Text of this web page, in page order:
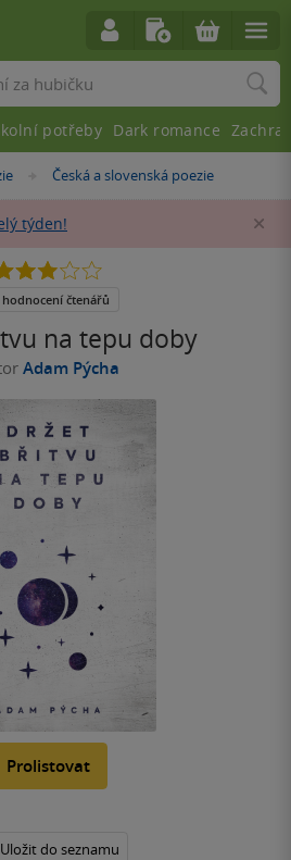
»
Česká a slovenská poezie
týden!
na tepu doby
Adam Pýcha
Prolistovat
Uložit do seznamu
hodnocení čtenářů
potřeby Dark romance